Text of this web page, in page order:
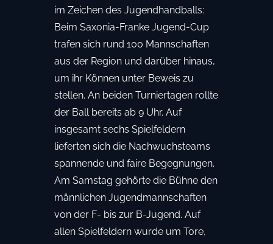
im Zeichen des Jugendhandballs:
Beim Saxonia-Franke Jugend-Cup
trafen sich rund 100 Mannschaften
aus der Region und darüber hinaus,
um ihr Können unter Beweis zu
stellen. An beiden Turniertagen rollte
der Ball bereits ab 9 Uhr. Auf
insgesamt sechs Spielfeldern
lieferten sich die Nachwuchsteams
spannende und faire Begegnungen.
Am Samstag gehörte die Bühne den
männlichen Jugendmannschaften
von der F- bis zur B-Jugend. Auf
allen Spielfeldern wurde um Tore,